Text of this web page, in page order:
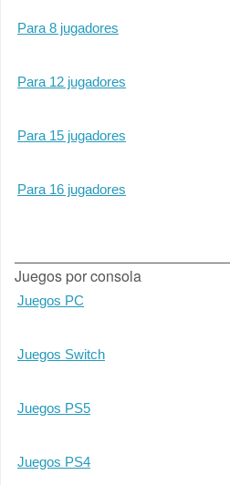
Para 8 jugadores
Para 12 jugadores
Para 15 jugadores
Para 16 jugadores
Juegos por consola
Juegos PC
Juegos Switch
Juegos PS5
Juegos PS4